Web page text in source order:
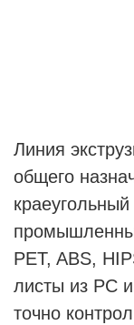
Линия
общего
PET, ABS,
листы из PC
точно